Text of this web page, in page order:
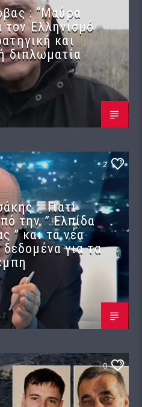
: “Μαύρα
τον Ελληνισμό
και
διπλωματία
2
: Γιατί
την ” Ελπίδα
” και τα νέα
δεδομένα για τα
0